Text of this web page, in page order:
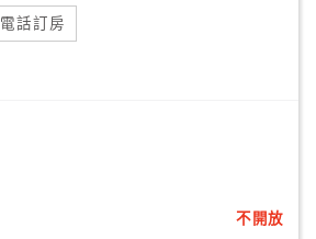
電話訂房
不開放